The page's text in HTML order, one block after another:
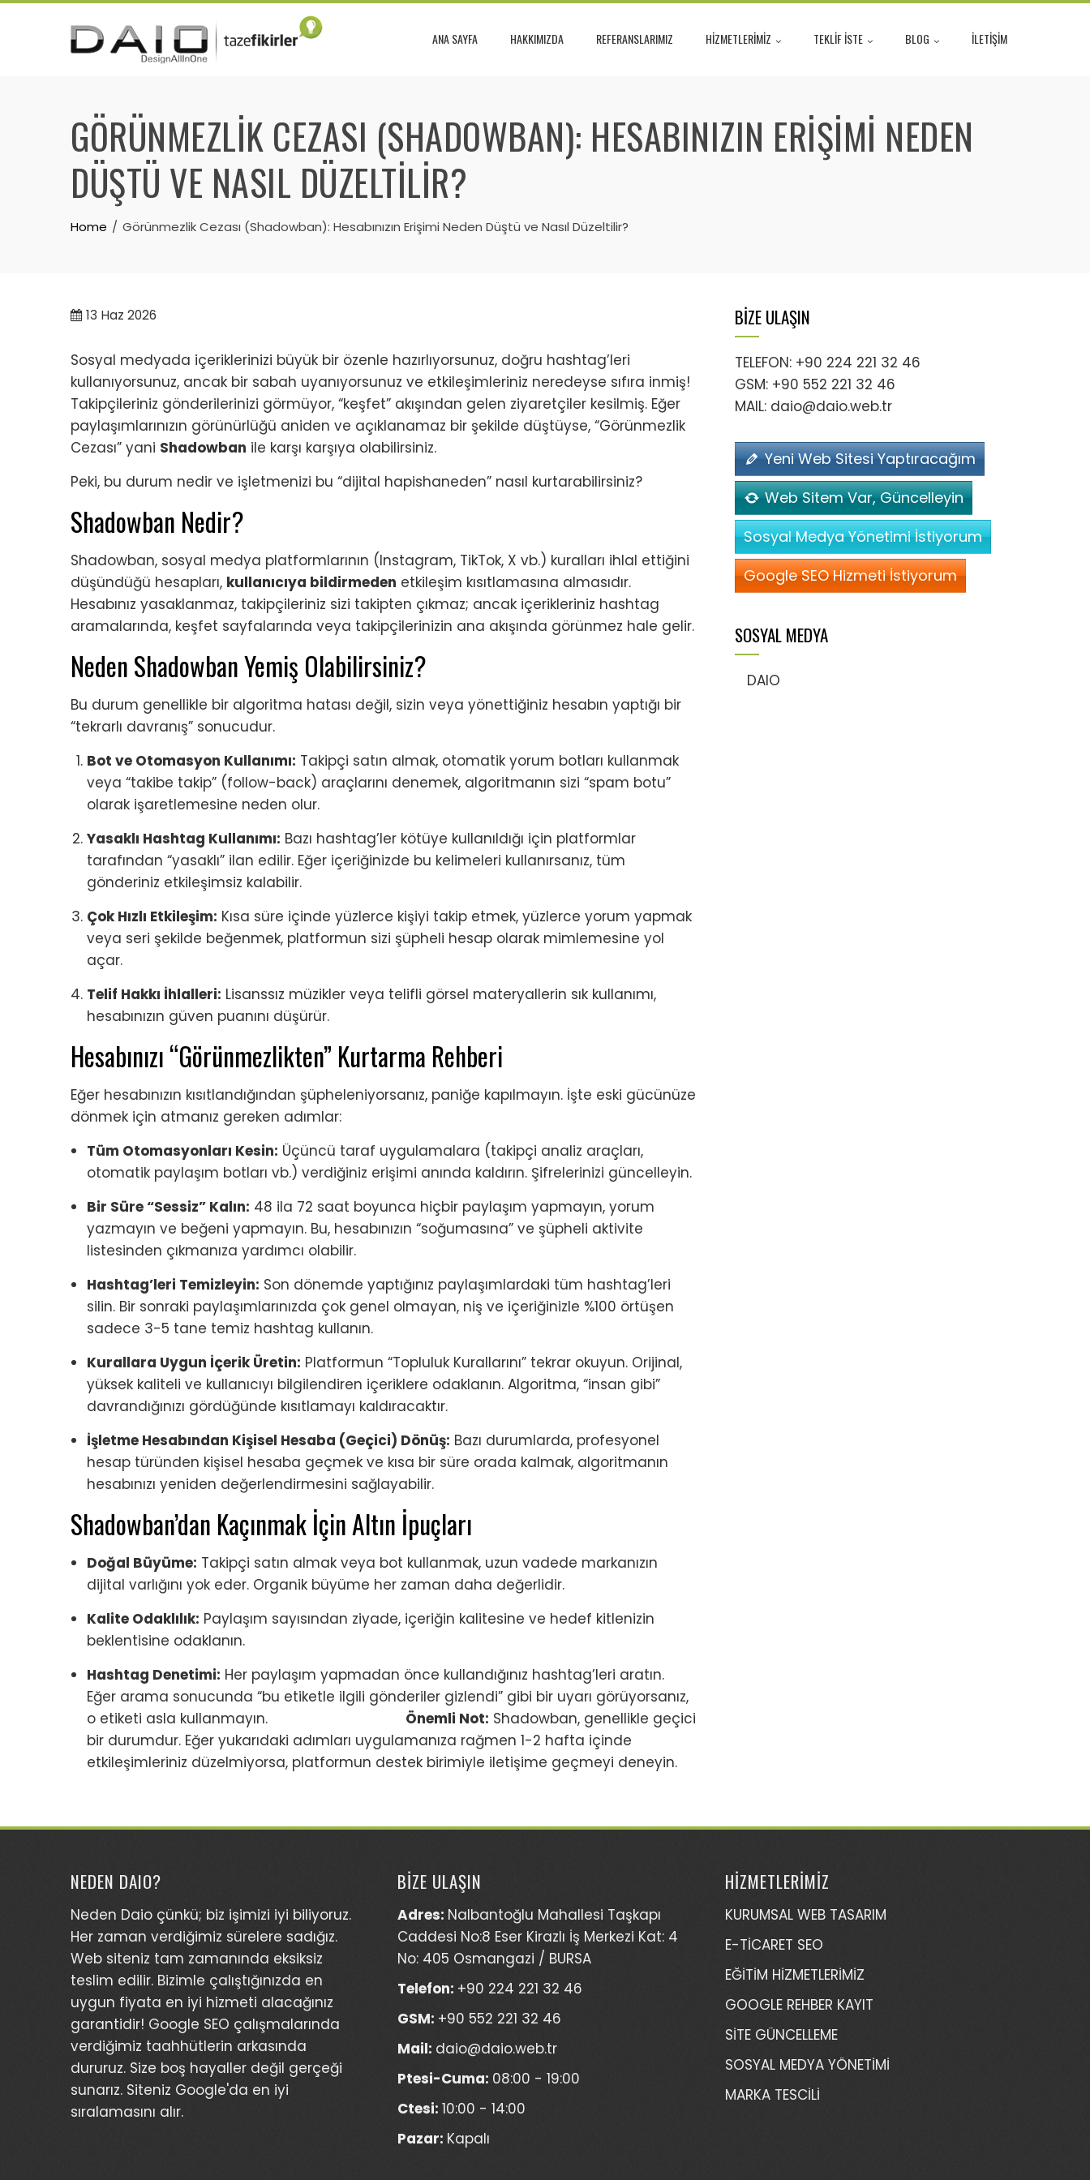
Skip
ANA SAYFA HAKKIMIZDA REFERANSLARIMIZ HİZMETLERİMİZ TEKLİF İSTE BLOG İLETİŞİM
GÖRÜNMEZLIK CEZASI (SHADOWBAN): HESABINIZIN ERIŞIMI NEDEN
DÜŞTÜ VE NASIL DÜZELTILIR?
Home Görünmezlik Cezası (Shadowban): Hesabınızın Erişimi Neden Düştü ve Nasıl Düzeltilir?
13 Haz 2026
Sosyal medyada içeriklerinizi büyük bir özenle hazırlıyorsunuz, doğru hashtag’leri
kullanıyorsunuz, ancak bir sabah uyanıyorsunuz ve etkileşimleriniz neredeyse sıfıra inmiş!
Takipçileriniz gönderilerinizi görmüyor, “keşfet” akışından gelen ziyaretçiler kesilmiş. Eğer
paylaşımlarınızın görünürlüğü aniden ve açıklanamaz bir şekilde düştüyse, “Görünmezlik
Cezası” yani Shadowban ile karşı karşıya olabilirsiniz.
Peki, bu durum nedir ve işletmenizi bu “dijital hapishaneden” nasıl kurtarabilirsiniz?
Shadowban Nedir?
Shadowban, sosyal medya platformlarının (Instagram, TikTok, X vb.) kuralları ihlal ettiğini
düşündüğü hesapları, kullanıcıya bildirmeden etkileşim kısıtlamasına almasıdır.
Hesabınız yasaklanmaz, takipçileriniz sizi takipten çıkmaz; ancak içerikleriniz hashtag
aramalarında, keşfet sayfalarında veya takipçilerinizin ana akışında görünmez hale gelir.
Neden Shadowban Yemiş Olabilirsiniz?
Bu durum genellikle bir algoritma hatası değil, sizin veya yönettiğiniz hesabın yaptığı bir
“tekrarlı davranış” sonucudur.
Bot ve Otomasyon Kullanımı: Takipçi satın almak, otomatik yorum botları kullanmak
veya “takibe takip” (follow-back) araçlarını denemek, algoritmanın sizi “spam botu”
olarak işaretlemesine neden olur.
Yasaklı Hashtag Kullanımı: Bazı hashtag’ler kötüye kullanıldığı için platformlar
tarafından “yasaklı” ilan edilir. Eğer içeriğinizde bu kelimeleri kullanırsanız, tüm
gönderiniz etkileşimsiz kalabilir.
Çok Hızlı Etkileşim: Kısa süre içinde yüzlerce kişiyi takip etmek, yüzlerce yorum yapmak
veya seri şekilde beğenmek, platformun sizi şüpheli hesap olarak mimlemesine yol
açar.
Telif Hakkı İhlalleri: Lisanssız müzikler veya telifli görsel materyallerin sık kullanımı,
hesabınızın güven puanını düşürür.
Hesabınızı “Görünmezlikten” Kurtarma Rehberi
Eğer hesabınızın kısıtlandığından şüpheleniyorsanız, paniğe kapılmayın. İşte eski gücünüze
dönmek için atmanız gereken adımlar:
Tüm Otomasyonları Kesin: Üçüncü taraf uygulamalara (takipçi analiz araçları,
otomatik paylaşım botları vb.) verdiğiniz erişimi anında kaldırın. Şifrelerinizi güncelleyin.
Bir Süre “Sessiz” Kalın: 48 ila 72 saat boyunca hiçbir paylaşım yapmayın, yorum
yazmayın ve beğeni yapmayın. Bu, hesabınızın “soğumasına” ve şüpheli aktivite
listesinden çıkmanıza yardımcı olabilir.
Hashtag’leri Temizleyin: Son dönemde yaptığınız paylaşımlardaki tüm hashtag’leri
silin. Bir sonraki paylaşımlarınızda çok genel olmayan, niş ve içeriğinizle %100 örtüşen
sadece 3-5 tane temiz hashtag kullanın.
Kurallara Uygun İçerik Üretin: Platformun “Topluluk Kurallarını” tekrar okuyun. Orijinal,
yüksek kaliteli ve kullanıcıyı bilgilendiren içeriklere odaklanın. Algoritma, “insan gibi”
davrandığınızı gördüğünde kısıtlamayı kaldıracaktır.
İşletme Hesabından Kişisel Hesaba (Geçici) Dönüş: Bazı durumlarda, profesyonel
hesap türünden kişisel hesaba geçmek ve kısa bir süre orada kalmak, algoritmanın
hesabınızı yeniden değerlendirmesini sağlayabilir.
Shadowban’dan Kaçınmak İçin Altın İpuçları
Doğal Büyüme: Takipçi satın almak veya bot kullanmak, uzun vadede markanızın
dijital varlığını yok eder. Organik büyüme her zaman daha değerlidir.
Kalite Odaklılık: Paylaşım sayısından ziyade, içeriğin kalitesine ve hedef kitlenizin
beklentisine odaklanın.
Hashtag Denetimi: Her paylaşım yapmadan önce kullandığınız hashtag’leri aratın.
Eğer arama sonucunda “bu etiketle ilgili gönderiler gizlendi” gibi bir uyarı görüyorsanız,
o etiketi asla kullanmayın. Önemli Not: Shadowban, genellikle geçici
bir durumdur. Eğer yukarıdaki adımları uygulamanıza rağmen 1-2 hafta içinde
etkileşimleriniz düzelmiyorsa, platformun destek birimiyle iletişime geçmeyi deneyin.
BİZE ULAŞIN
TELEFON: +90 224 221 32 46
GSM: +90 552 221 32 46
MAIL: daio@daio.web.tr
Yeni Web Sitesi Yaptıracağım
Web Sitem Var, Güncelleyin
Sosyal Medya Yönetimi İstiyorum
Google SEO Hizmeti İstiyorum
SOSYAL MEDYA
DAIO
NEDEN DAIO?
Neden Daio çünkü; biz işimizi iyi biliyoruz.
Her zaman verdiğimiz sürelere sadığız.
Web siteniz tam zamanında eksiksiz
teslim edilir. Bizimle çalıştığınızda en
uygun fiyata en iyi hizmeti alacağınız
garantidir! Google SEO çalışmalarında
verdiğimiz taahhütlerin arkasında
dururuz. Size boş hayaller değil gerçeği
sunarız. Siteniz Google'da en iyi
sıralamasını alır.
BİZE ULAŞIN
Adres: Nalbantoğlu Mahallesi Taşkapı
Caddesi No:8 Eser Kirazlı İş Merkezi Kat: 4
No: 405 Osmangazi / BURSA
Telefon: +90 224 221 32 46
GSM: +90 552 221 32 46
Mail: daio@daio.web.tr
Ptesi-Cuma: 08:00 - 19:00
Ctesi:10:00 - 14:00
Pazar: Kapalı
HİZMETLERİMİZ
KURUMSAL WEB TASARIM
E-TİCARET SEO
EĞİTİM HİZMETLERİMİZ
GOOGLE REHBER KAYIT
SİTE GÜNCELLEME
SOSYAL MEDYA YÖNETİMİ
MARKA TESCİLİ